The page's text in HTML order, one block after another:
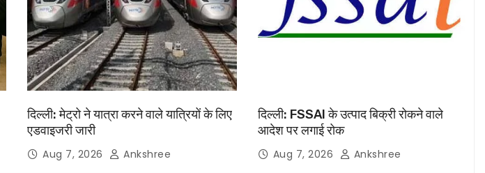
दिल्ली: मेट्रो ने यात्रा करने वाले यात्रियों के लिए
एडवाइजरी जारी
Aug 7, 2026 Ankshree
दिल्ली: FSSAI के उत्पाद बिक्री रोकने वाले
आदेश पर लगाई रोक
Aug 7, 2026 Ankshree